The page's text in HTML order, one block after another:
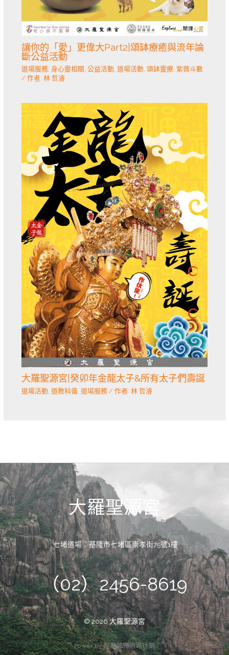
讓你的「愛」更偉大Part2|頌缽療癒與流年論
斷公益活動
道場服務, 身心靈相關 公益活動 道場活動 頌缽靈療, 紫微斗數
/ 作者: 林 哲濬
大羅聖源宮|癸卯年金龍太子&所有太子們壽誕
道場活動 道教科儀, 道場服務/ 作者: 林 哲濬
大羅聖源宮
七堵道場：基隆市七堵區崇孝街75號1樓
（02）2456-8619
© 2026 大羅聖源宮
Power by 驅動城市網路行銷